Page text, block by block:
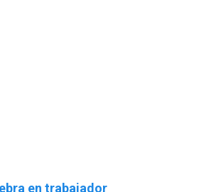
en trabajador